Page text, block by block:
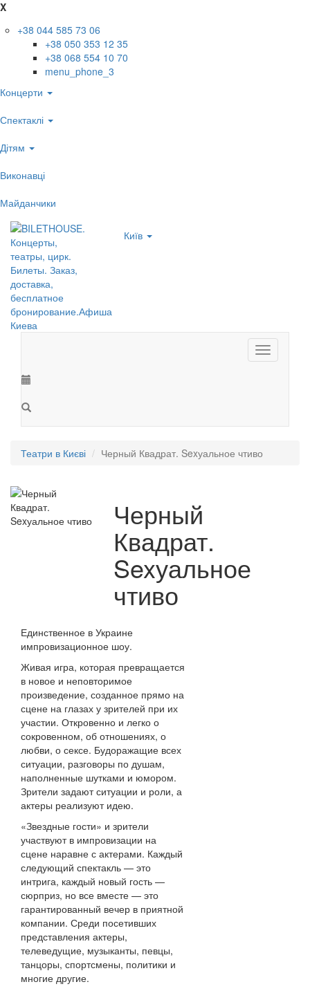
X
+38 044 585 73 06
+38 050 353 12 35
+38 068 554 10 70
menu_phone_3
Концерти
Спектаклі
Дітям
Виконавці
Майданчики
Київ
Toggle
navigation
Театри в Києві Черный Квадрат. Sexуальное чтиво
Черный
Квадрат.
Sexуальное
чтиво
Единственное в Украине
импровизационное шоу.
Живая игра, которая превращается
в новое и неповторимое
произведение, созданное прямо на
сцене на глазах у зрителей при их
участии. Откровенно и легко о
сокровенном, об отношениях, о
любви, о сексе. Будоражащие всех
ситуации, разговоры по душам,
наполненные шутками и юмором.
Зрители задают ситуации и роли, а
актеры реализуют идею.
«Звездные гости» и зрители
участвуют в импровизации на
сцене наравне с актерами. Каждый
следующий спектакль — это
интрига, каждый новый гость —
сюрприз, но все вместе — это
гарантированный вечер в приятной
компании. Среди посетивших
представления актеры,
телеведущие, музыканты, певцы,
танцоры, спортсмены, политики и
многие другие.